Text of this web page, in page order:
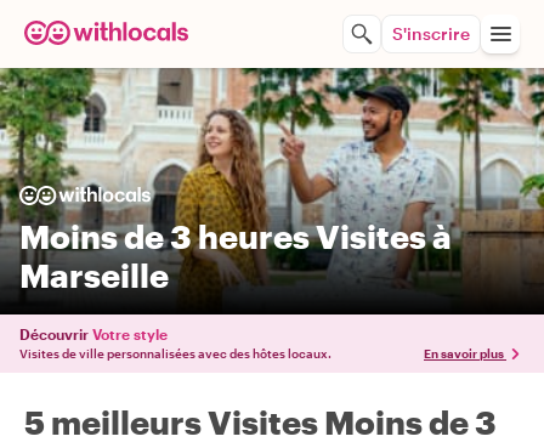
S'inscrire
Moins de 3 heures Visites à
Marseille
Découvrir Votre style
Visites de ville personnalisées avec des hôtes locaux. En savoir plus
5 meilleurs Visites Moins de 3